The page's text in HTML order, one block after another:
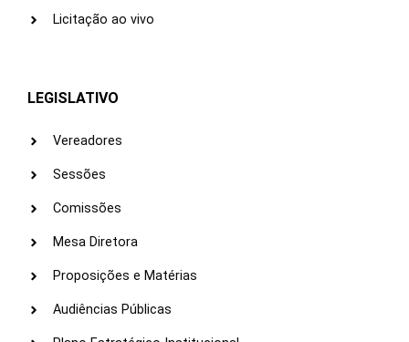
Licitação ao vivo
LEGISLATIVO
Vereadores
Sessões
Comissões
Mesa Diretora
Proposições e Matérias
Audiências Públicas